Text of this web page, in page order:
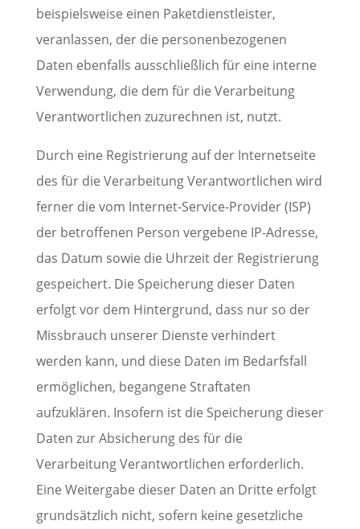
beispielsweise einen Paketdienstleister,
veranlassen, der die personenbezogenen
Daten ebenfalls ausschließlich für eine interne
Verwendung, die dem für die Verarbeitung
Verantwortlichen zuzurechnen ist, nutzt.
Durch eine Registrierung auf der Internetseite
des für die Verarbeitung Verantwortlichen wird
ferner die vom Internet-Service-Provider (ISP)
der betroffenen Person vergebene IP-Adresse,
das Datum sowie die Uhrzeit der Registrierung
gespeichert. Die Speicherung dieser Daten
erfolgt vor dem Hintergrund, dass nur so der
Missbrauch unserer Dienste verhindert
werden kann, und diese Daten im Bedarfsfall
ermöglichen, begangene Straftaten
aufzuklären. Insofern ist die Speicherung dieser
Daten zur Absicherung des für die
Verarbeitung Verantwortlichen erforderlich.
Eine Weitergabe dieser Daten an Dritte erfolgt
grundsätzlich nicht, sofern keine gesetzliche